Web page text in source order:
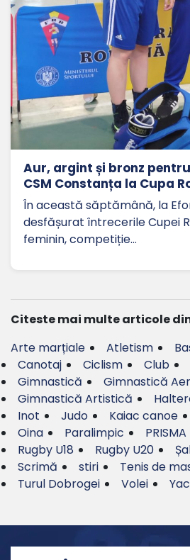
Aur, argint și bronz
CSM Constanța la Cupa
În această săptămână, la
desfășurat întrecerile Cupei
feminin, competiție…
Citeste mai multe articole
Arte marțiale
Atletism
Canotaj
Ciclism Club
Gimnastică
Gimnastică
Gimnastică Artistică
Inot
Judo Kaiac canoe
Oina
Paralimpic PRISMA
Rugby U18
Rugby U20
Scrimă
stiri Tenis de
Turul Dobrogei
Volei